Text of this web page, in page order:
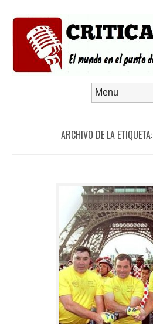
ARCHIVO DE LA ETIQUETA: